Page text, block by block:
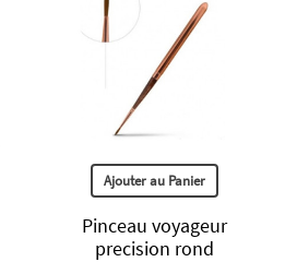
Ajouter au Panier
Pinceau voyageur
precision rond